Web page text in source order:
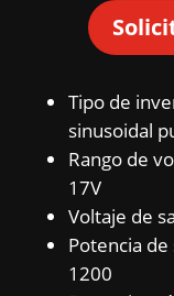
Tipo de
sinusoidal
Rango de
17V
Voltaje de
Potencia de
1200